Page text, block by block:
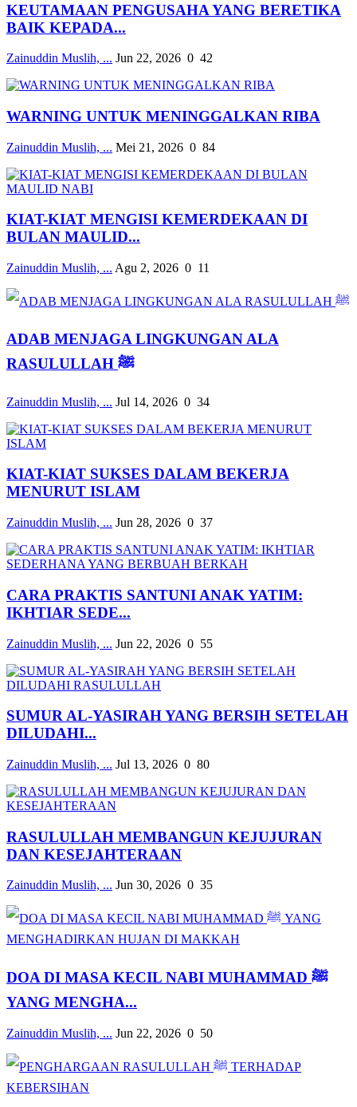
KEUTAMAAN PENGUSAHA YANG BERETIKA
BAIK KEPADA...
Zainuddin Muslih, ... Jun 22, 2026 0 42
WARNING UNTUK MENINGGALKAN RIBA
Zainuddin Muslih, ... Mei 21, 2026 0 84
KIAT-KIAT MENGISI KEMERDEKAAN DI
BULAN MAULID...
Zainuddin Muslih, ... Agu 2, 2026 0 11
ADAB MENJAGA LINGKUNGAN ALA
RASULULLAH ﷺ
Zainuddin Muslih, ... Jul 14, 2026 0 34
KIAT-KIAT SUKSES DALAM BEKERJA
MENURUT ISLAM
Zainuddin Muslih, ... Jun 28, 2026 0 37
CARA PRAKTIS SANTUNI ANAK YATIM:
IKHTIAR SEDE...
Zainuddin Muslih, ... Jun 22, 2026 0 55
SUMUR AL-YASIRAH YANG BERSIH SETELAH
DILUDAHI...
Zainuddin Muslih, ... Jul 13, 2026 0 80
RASULULLAH MEMBANGUN KEJUJURAN
DAN KESEJAHTERAAN
Zainuddin Muslih, ... Jun 30, 2026 0 35
DOA DI MASA KECIL NABI MUHAMMAD ﷺ
YANG MENGHA...
Zainuddin Muslih, ... Jun 22, 2026 0 50